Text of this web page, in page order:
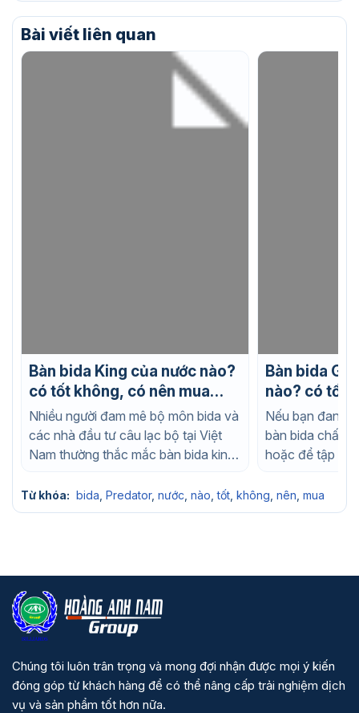
Bài viết liên quan
Bàn bida King của nước nào?
có tốt không, có nên mua
không?
Nhiều người đam mê bộ môn bida và
các nhà đầu tư câu lạc bộ tại Việt
Nam thường thắc mắc bàn bida king
Bàn bida
nào? có tốt
mua không?
Nếu bạn đang
bàn bida chất
hoặc để tập
Từ khóa: bida Predator, nước nào ,tốt không nên mua
Chúng tôi luôn trân trọng và mong đợi nhận được mọi ý kiến
đóng góp từ khách hàng để có thể nâng cấp trải nghiệm dịch
vụ và sản phẩm tốt hơn nữa.